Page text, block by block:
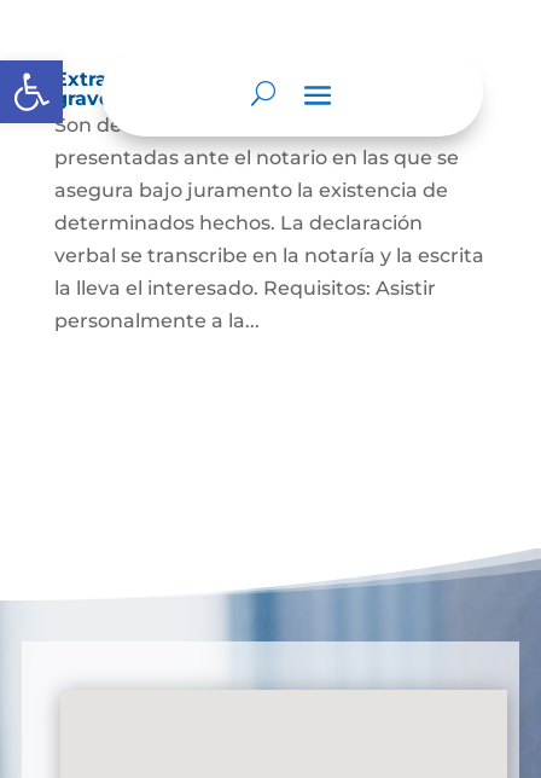
Abrir barra de herramientas
Extra-proceso o declaración bajo la
gravedad de juramento
Son declaraciones verbales o escritas
presentadas ante el notario en las que se
asegura bajo juramento la existencia de
determinados hechos. La declaración
verbal se transcribe en la notaría y la escrita
la lleva el interesado. Requisitos: Asistir
personalmente a la...